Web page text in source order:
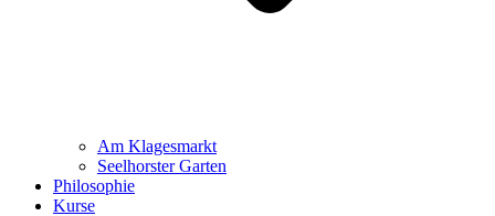
Am Klagesmarkt
Seelhorster Garten
Philosophie
Kurse